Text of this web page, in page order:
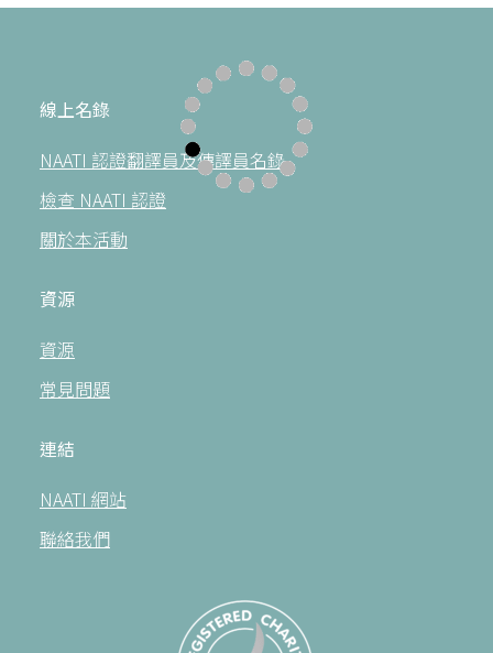
線上名錄
NAATI 認證翻譯員及傳譯員名錄
檢查 NAATI 認證
關於本活動
資源
資源
常見問題
連結
NAATI 網站
聯絡我們